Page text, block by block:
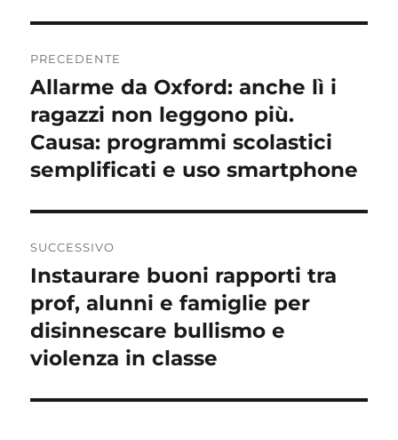
articoli
PRECEDENTE
Articolo
precedente:
Allarme da Oxford: anche lì i
ragazzi non leggono più.
Causa: programmi scolastici
semplificati e uso smartphone
SUCCESSIVO
Articolo
successivo:
Instaurare buoni rapporti tra
prof, alunni e famiglie per
disinnescare bullismo e
violenza in classe